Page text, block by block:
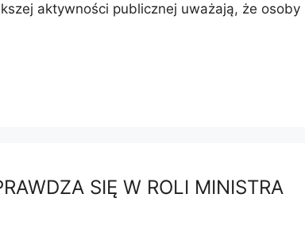
aktywności publicznej uważają, że osoby
SIĘ W ROLI MINISTRA